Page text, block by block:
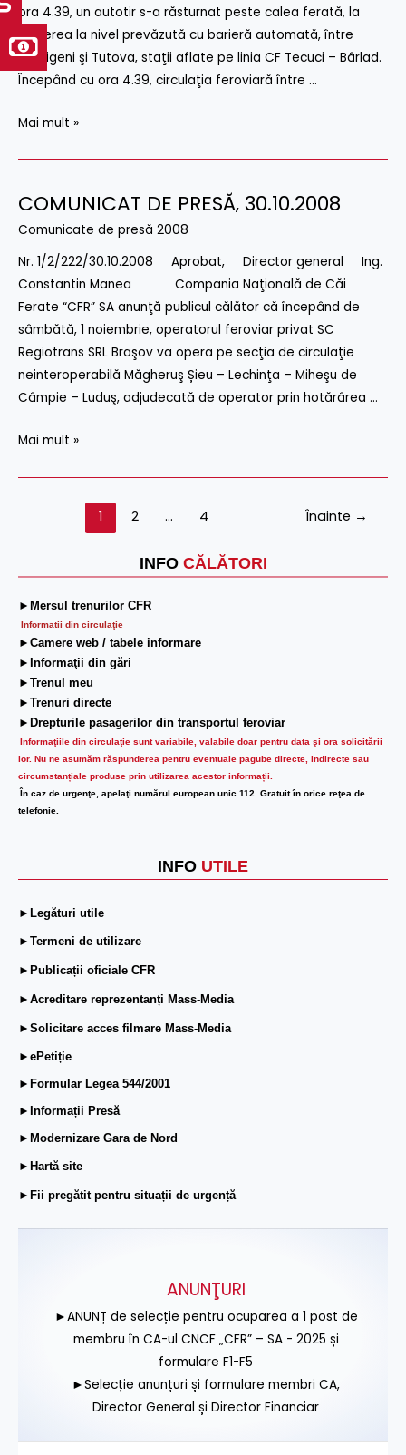
INFO CĂLĂTORI
►Mersul trenurilor CFR
Informatii din circulaţie
►Camere web / tabele informare
►Informaţii din gări
►Trenul meu
►Trenuri directe
►Drepturile pasagerilor din transportul feroviar
Informaţiile din circulaţie sunt variabile, valabile doar pentru data şi ora solicitării
lor. Nu ne asumăm răspunderea pentru eventuale pagube directe, indirecte sau
circumstanțiale produse prin utilizarea acestor informații.
În caz de urgenţe, apelaţi numărul european unic 112. Gratuit în orice reţea de
telefonie.
INFO UTILE
►Legături utile
►Termeni de utilizare
►Publicații oficiale CFR
►Acreditare reprezentanți Mass-Media
►Solicitare acces filmare Mass-Media
►ePetiție
►Formular Legea 544/2001
►Informații Presă
►Modernizare Gara de Nord
►Hartă site
►Fii pregătit pentru situații de urgență
ora 4.39, un autotir s-a răsturnat peste calea ferată, la
trecerea la nivel prevăzută cu barieră automată, între
Ghidigeni şi Tutova, staţii aflate pe linia CF Tecuci – Bârlad.
Începând cu ora 4.39, circulaţia feroviară între …
Mai mult »
COMUNICAT DE PRESĂ‚ 30.10.2008
Comunicate de presă 2008
Nr. 1/2/222/30.10.2008 Aprobat, Director general Ing.
Constantin Manea Compania Naţională de Căi
Ferate “CFR” SA anunţă publicul călător că începând de
sâmbătă, 1 noiembrie, operatorul feroviar privat SC
Regiotrans SRL Braşov va opera pe secţia de circulaţie
neinteroperabilă Măgheruş Șieu – Lechinţa – Miheşu de
Câmpie – Luduş, adjudecată de operator prin hotărârea …
COMUNICAT
DE
30.10.2008
Mai mult »
1 2 … 4 Înainte →
ANUNŢURI
►ANUNȚ de selecție pentru ocuparea a 1 post de
membru în CA-ul CNCF „CFR” – SA - 2025 și
formulare F1-F5
►Selecție anunțuri și formulare membri CA,
Director General și Director Financiar